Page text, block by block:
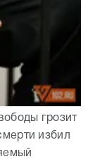
грозит
избил